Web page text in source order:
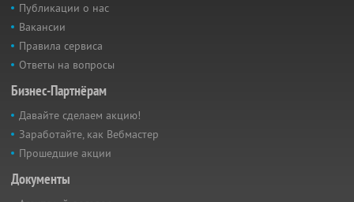
Публикации о нас
Вакансии
Правила сервиса
Ответы на вопросы
Бизнес-Партнёрам
Давайте сделаем акцию!
Заработайте, как Вебмастер
Прошедшие акции
Документы